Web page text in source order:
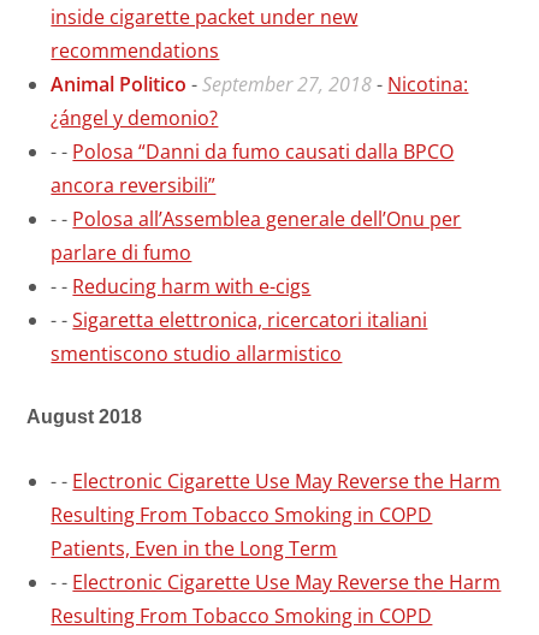
inside cigarette packet under new
recommendations
Animal Politico -September 27, 2018- Nicotina:
¿ángel y demonio?
-- Polosa “Danni da fumo causati dalla BPCO
ancora reversibili”
-- Polosa all’Assemblea generale dell’Onu per
parlare di fumo
-- Reducing harm with e-cigs
--Sigaretta elettronica, ricercatori italiani
smentiscono studio allarmistico
August 2018
-- Electronic Cigarette Use May Reverse the Harm
Resulting From Tobacco Smoking in COPD
Patients, Even in the Long Term
-- Electronic Cigarette Use May Reverse the Harm
Resulting From Tobacco Smoking in COPD